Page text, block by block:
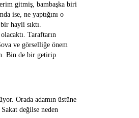
gitmiş, bambaşka biri
ise, ne yaptığını o
hayli sıktı.
Taraftarın
ve görselliğe önem
Bin de bir getirip
Orada adamın üstüne
değilse neden